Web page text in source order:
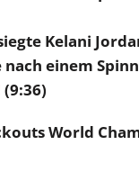
Kelani
nach einem
(9:36)
World